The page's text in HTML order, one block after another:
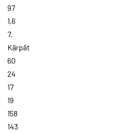
97
1,6
7.
Kärpät
60
24
17
19
158
143